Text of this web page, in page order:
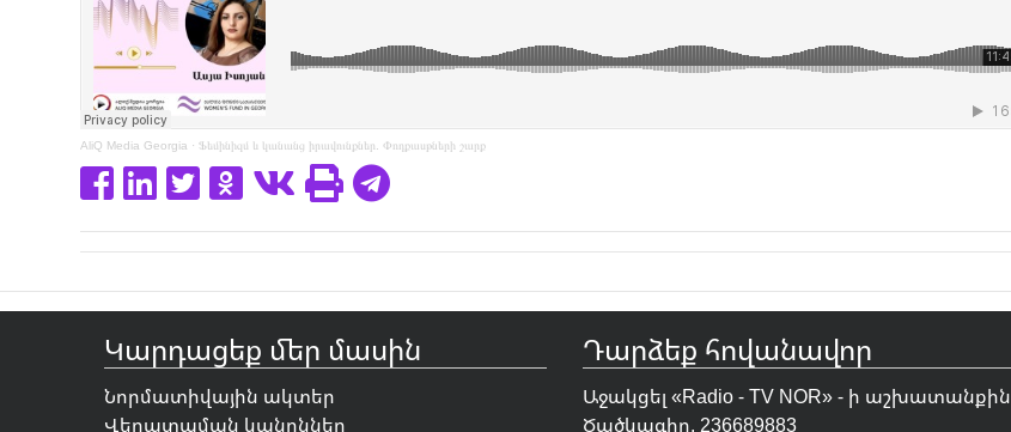
AliQ Media Georgia ·Ֆեմինիզմ և կանանց իրավունքներ. Փոդքասթների շարք
Կարդացեք մեր մասին
Նորմատիվային ակտեր
Վերատպման կանոններ
Դարձեք հովանավոր
Աջակցել «Radio - TV NOR» - ի աշխատանքին
Ծածկագիր. 236689883